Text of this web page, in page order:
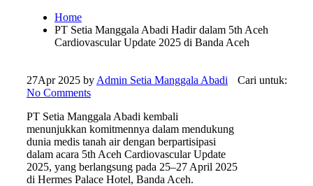
Home
PT Setia Manggala Abadi Hadir dalam 5th Aceh
Cardiovascular Update 2025 di Banda Aceh
27Apr 2025 by Admin Setia Manggala Abadi
No Comments
PT Setia Manggala Abadi kembali
menunjukkan komitmennya dalam mendukung
dunia medis tanah air dengan berpartisipasi
dalam acara 5th Aceh Cardiovascular Update
2025, yang berlangsung pada 25–27 April 2025
di Hermes Palace Hotel, Banda Aceh.
Cari untuk: